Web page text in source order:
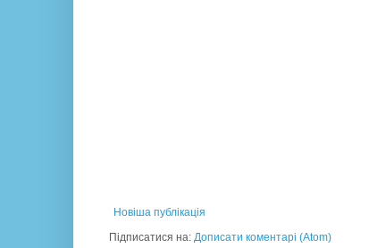
Новіша публікація
Підписатися на: Дописати коментарі (Atom)